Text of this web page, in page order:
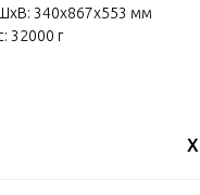
340x867x553 мм
32000 г